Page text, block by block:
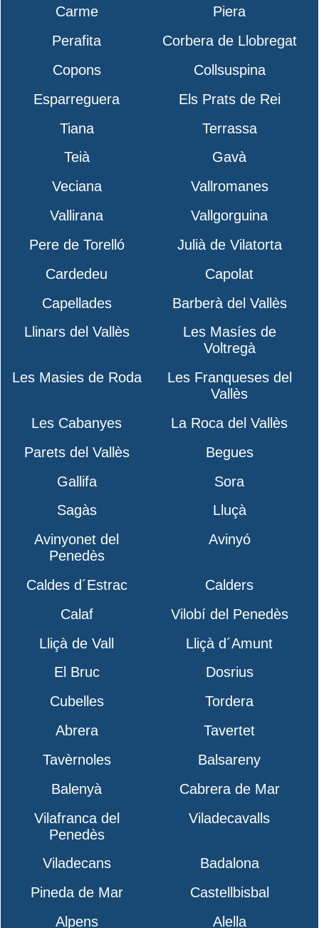
Carme
Piera
Perafita
Corbera de Llobregat
Copons
Collsuspina
Esparreguera
Els Prats de Rei
Tiana
Terrassa
Teià
Gavà
Veciana
Vallromanes
Vallirana
Vallgorguina
Pere de Torelló
Julià de Vilatorta
Cardedeu
Capolat
Capellades
Barberà del Vallès
Llinars del Vallès
Les Masíes de
Voltregà
Les Masies de Roda
Les Franqueses del
Vallès
Les Cabanyes
La Roca del Vallès
Parets del Vallès
Begues
Gallifa
Sora
Sagàs
Lluçà
Avinyonet del
Penedès
Avinyó
Caldes d´Estrac
Calders
Calaf
Vilobí del Penedès
Lliçà de Vall
Lliçà d´Amunt
El Bruc
Dosrius
Cubelles
Tordera
Abrera
Tavertet
Tavèrnoles
Balsareny
Balenyà
Cabrera de Mar
Vilafranca del
Penedès
Viladecavalls
Viladecans
Badalona
Pineda de Mar
Castellbisbal
Alpens
Alella